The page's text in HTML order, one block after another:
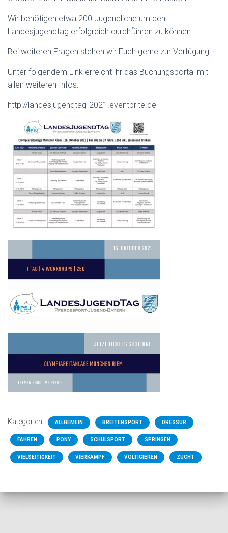
Wir benötigen etwa 200 Jugendliche um den
Landesjugendtag erfolgreich durchführen zu können.
Bei weiteren Fragen stehen wir Euch gerne zur Verfügung.
Unter folgendem Link erreicht ihr das Buchungsportal mit
allen weiteren Infos:
http://landesjugendtag-2021.eventbrite.de
Kategorien: ALLGEMEIN BREITENSPORT DRESSUR
FAHREN PONY SCHULSPORT SPRINGEN
VIELSEITIGKEIT VIERKAMPF VOLTIGIEREN ZUCHT